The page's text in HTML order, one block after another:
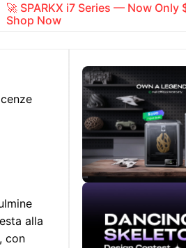
🚀 SPARKX i7 Series — Now Only
Shop Now
alla
con